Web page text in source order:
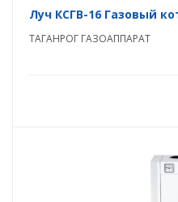
Луч КСГВ-16 Газовый
ТАГАНРОГ ГАЗОАППАРАТ